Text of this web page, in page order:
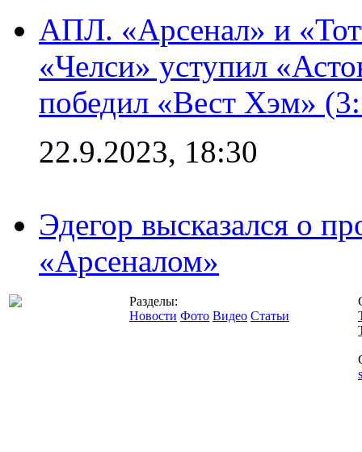
АПЛ. «Арсенал» и
«Челси» уступил
победил «Вест Хэм»
22.9.2023, 18:30
Эдегор высказался о
«Арсеналом»
Разделы:
Новости Фото Видео Статьи